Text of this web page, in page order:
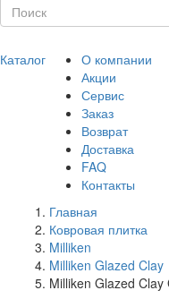
Каталог
О компании
Акции
Сервис
Заказ
Возврат
Доставка
FAQ
Контакты
Главная
Ковровая плитка
Milliken
Milliken Glazed Clay
Milliken Glazed